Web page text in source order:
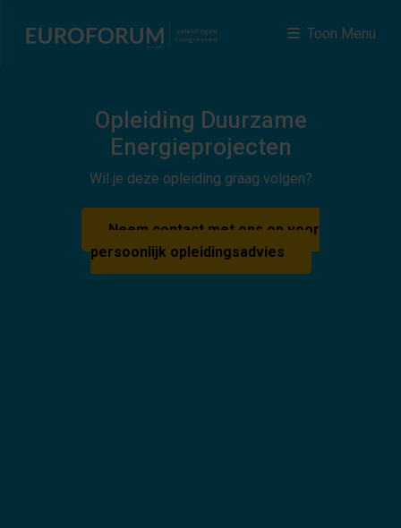
Toon Menu
Opleiding Duurzame
Energieprojecten
Wil je deze opleiding graag volgen?
Neem contact met ons op voor
persoonlijk opleidingsadvies